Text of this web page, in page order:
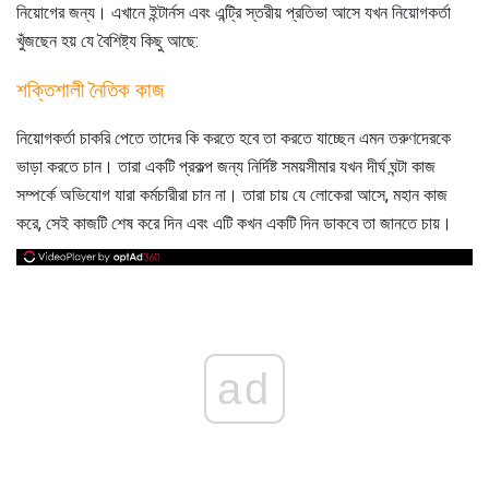
নিয়োগের জন্য। এখানে ইন্টার্নস এবং এন্ট্রি স্তরীয় প্রতিভা আসে যখন নিয়োগকর্তা
খুঁজছেন হয় যে বৈশিষ্ট্য কিছু আছে:
শক্তিশালী নৈতিক কাজ
নিয়োগকর্তা চাকরি পেতে তাদের কি করতে হবে তা করতে যাচ্ছেন এমন তরুণদেরকে
ভাড়া করতে চান। তারা একটি প্রকল্প জন্য নির্দিষ্ট সময়সীমার যখন দীর্ঘ ঘন্টা কাজ
সম্পর্কে অভিযোগ যারা কর্মচারীরা চান না। তারা চায় যে লোকেরা আসে, মহান কাজ
করে, সেই কাজটি শেষ করে দিন এবং এটি কখন একটি দিন ডাকবে তা জানতে চায়।
ad